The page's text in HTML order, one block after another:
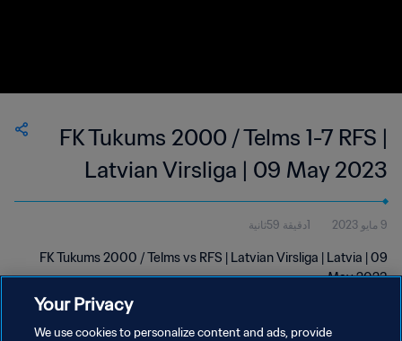
FK Tukums 2000 / Telms 1-7 RFS |
Latvian Virsliga | 09 May 2023
9 مايو 2023 1دقيقة 59ثانية
FK Tukums 2000 / Telms vs RFS | Latvian Virsliga | Latvia | 09
May 2023
Your Privacy
We use cookies to personalize content and ads, provide